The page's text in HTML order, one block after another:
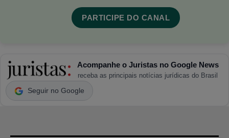
PARTICIPE DO CANAL
Acompanhe o Juristas no Google News
receba as principais notícias jurídicas do Brasil
Seguir no Google